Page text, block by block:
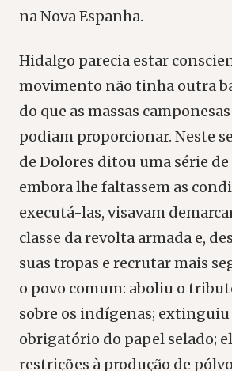
na Nova Espanha.
Hidalgo parecia estar
movimento não tinha outra
do que as massas
podiam proporcionar. Neste
de Dolores ditou uma série
embora lhe faltassem as
executá-las, visavam
classe da revolta armada e,
suas tropas e recrutar mais
o povo comum: aboliu o
sobre os indígenas; extinguiu
obrigatório do papel selado;
restrições à produção de